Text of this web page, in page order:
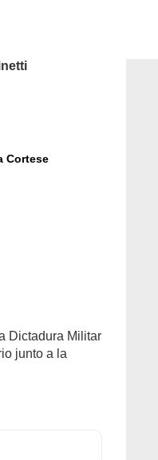
Cortese
Dictadura Militar
junto a la